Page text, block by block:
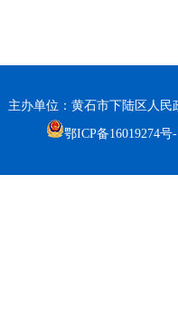
主办单位：黄石市下陆区人
鄂ICP备16019274号